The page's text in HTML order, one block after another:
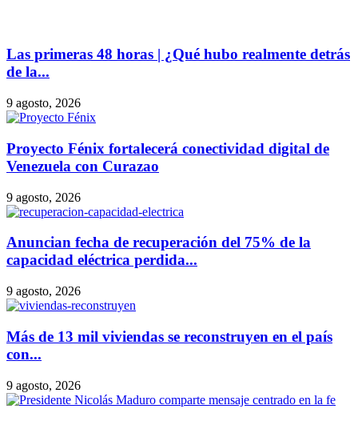
Las primeras 48 horas | ¿Qué hubo realmente detrás
de la...
9 agosto, 2026
Proyecto Fénix fortalecerá conectividad digital de
Venezuela con Curazao
9 agosto, 2026
Anuncian fecha de recuperación del 75% de la
capacidad eléctrica perdida...
9 agosto, 2026
Más de 13 mil viviendas se reconstruyen en el país
con...
9 agosto, 2026